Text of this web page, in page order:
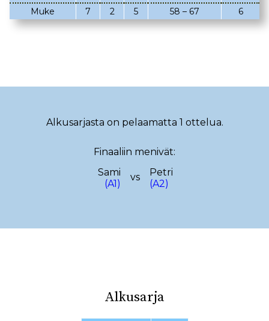
02.03.2023
08.02.2023
22.12.2022
14.12.2022
29.10.2022
19.10.2022
08.10.2022
29.09.2022
Muke
7 2 5 58 – 67 6
Alkusarjasta on pelaamatta 1 ottelua.
Finaaliin menivät:
Sami
(A1)
vs
Petri
(A2)
Alkusarja